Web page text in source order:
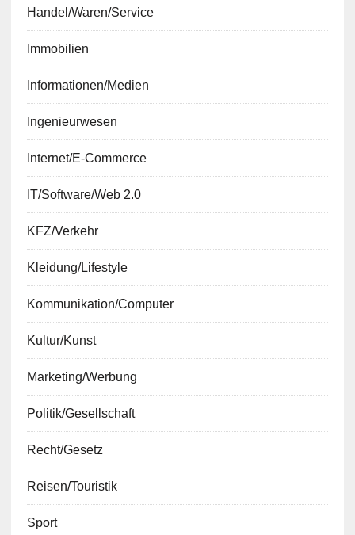
Handel/Waren/Service
Immobilien
Informationen/Medien
Ingenieurwesen
Internet/E-Commerce
IT/Software/Web 2.0
KFZ/Verkehr
Kleidung/Lifestyle
Kommunikation/Computer
Kultur/Kunst
Marketing/Werbung
Politik/Gesellschaft
Recht/Gesetz
Reisen/Touristik
Sport